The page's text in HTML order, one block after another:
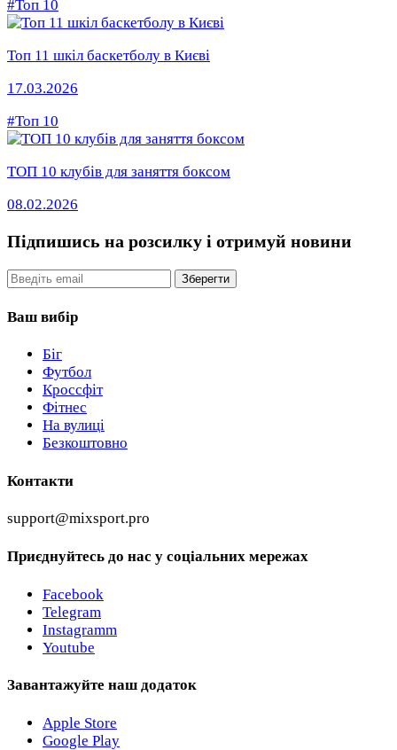
#Топ 10
Топ 11 шкіл баскетболу в Києві
17.03.2026
#Топ 10
ТОП 10 клубів для заняття боксом
08.02.2026
Підпишись на розсилку і отримуй новини
Email Зберегти
Ваш вибір
Біг
Футбол
Кроссфіт
Фітнес
На вулиці
Безкоштовно
Контакти
support@mixsport.pro
Приєднуйтесь до нас у соціальних мережах
Facebook
Telegram
Instagramm
Youtube
Завантажуйте наш додаток
Apple Store
Google Play